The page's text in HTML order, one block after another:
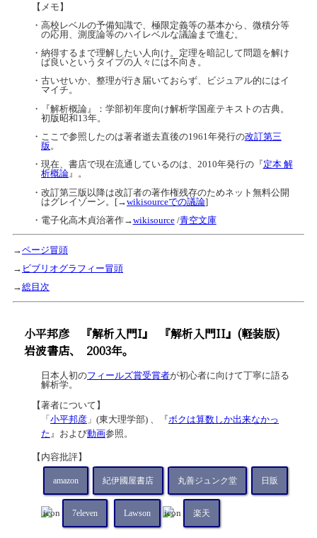
【メモ】
・高校レベルの予備知識で、極限定義等の基本から、微積分等
の応用、測度論等のハイレベルな議論まで進む。
・納得するまで理解したい人向け。定理を暗記して問題を解け
ば良いというタイプの人々には不向き。
・古いせいか、整理が行き届いておらず、ビジュアル的にはイ
マイチ。
・『解析概論』：学部初年度向け解析学国産テキストの古典。
初版昭和13年。
・ここで参照したのは著者逝去直後の1961年発行の改訂第三
版。
・現在、書店で現在流通しているのは、2010年発行の『定本 解
析概論』。
・改訂第三版以降は改訂者の著作権残存のためネット無料公開
はグレイゾーン。[→wikisourceでの議論]
・電子化高木貞治著作→wikisource/青空文庫
→ページ冒頭
→ ビブリオグラフィー冒頭
→総目次
小平邦彦 『解析入門I』
『解析入門II』(軽装版)
岩波書店、
2003年。
日本人初のフィールズ賞受賞者が初心者に向けて丁寧に語る
解析学。
【著者について】
「 小平邦彦」(東大理学部) 、『ボクは算数しか出来なかっ
た』および動画参照。
【内容批評】
amazon 紀伊國屋書店 丸善ジュンク堂 日販
7eleven Lawson 楽天